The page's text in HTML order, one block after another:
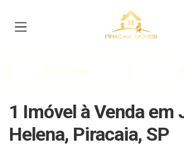
Página inicial
Ordenar
1 Imóvel à Venda em
Helena, Piracaia, SP